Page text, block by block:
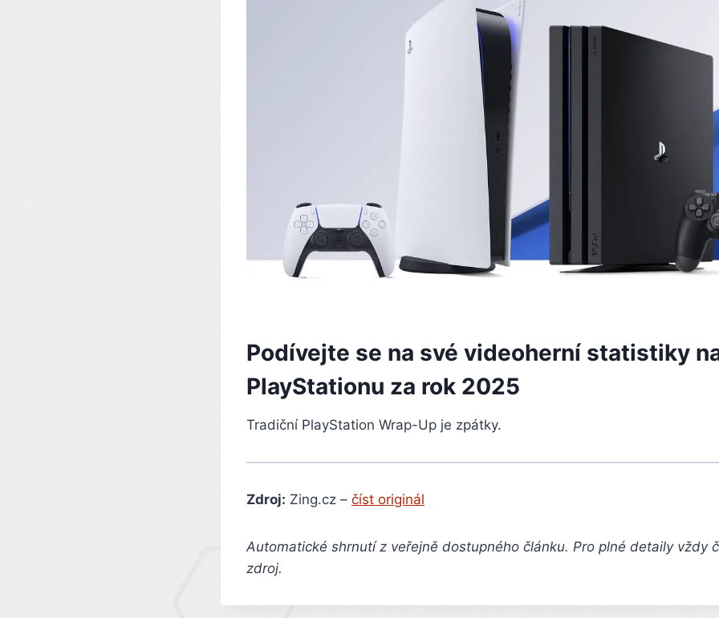
Podívejte se na své videoherní statistiky
PlayStationu za rok 2025
Tradiční PlayStation Wrap-Up je zpátky.
Zdroj: Zing.cz – číst originál
Automatické shrnutí z veřejně dostupného článku. Pro plné detaily vždy
zdroj.